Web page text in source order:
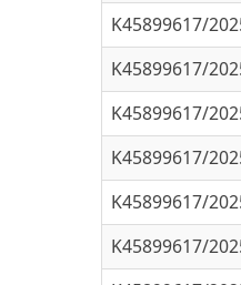
K45899617/2025-02721
K45899617/2025-02353
K45899617/2025-02095
K45899617/2025-01713
K45899617/2025-01370
K45899617/2025-01006
K45899617/2025-00738